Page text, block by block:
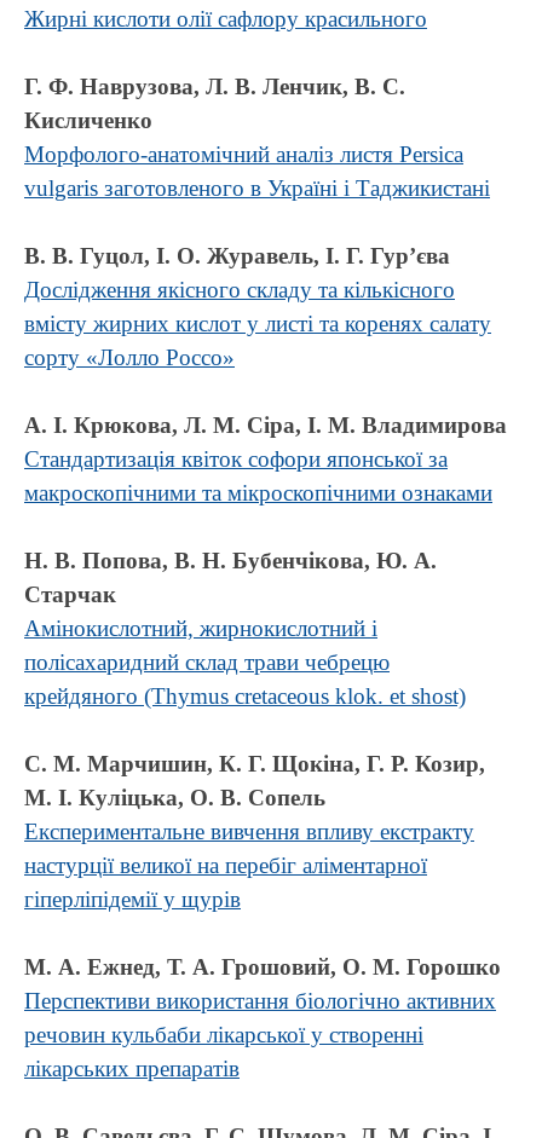
Жирні кислоти олії сафлору красильного
Г. Ф. Наврузова, Л. В. Ленчик, В. С.
Кисличенко
Морфолого-анатомічний аналіз листя Persica
vulgaris заготовленого в Україні і Таджикистані
В. В. Гуцол, І. О. Журавель, І. Г. Гур’єва
Дослідження якісного складу та кількісного
вмісту жирних кислот у листі та коренях салату
сорту «Лолло Россо»
А. І. Крюкова, Л. М. Сіра, І. М. Владимирова
Стандартизація квіток софори японської за
макроскопічними та мікроскопічними ознаками
Н. В. Попова, В. Н. Бубенчікова, Ю. А.
Старчак
Амінокислотний, жирнокислотний і
полісахаридний склад трави чебрецю
крейдяного (Thymus cretaceous klok. et shost)
С. М. Марчишин, К. Г. Щокіна, Г. Р. Козир,
М. І. Куліцька, О. В. Сопель
Експериментальне вивчення впливу екстракту
настурції великої на перебіг аліментарної
гіперліпідемії у щурів
М. А. Ежнед, Т. А. Грошовий, О. М. Горошко
Перспективи використання біологічно активних
речовин кульбаби лікарської у створенні
лікарських препаратів